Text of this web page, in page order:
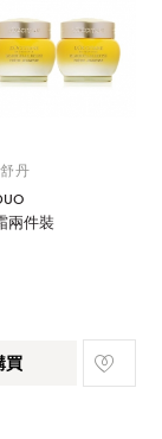
丹
兩件裝
買